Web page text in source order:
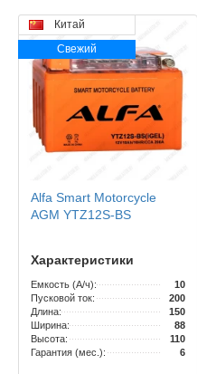
Китай
Свежий
Alfa Smart Motorcycle
AGM YTZ12S-BS
Характеристики
Емкость (А/ч):
10
Пусковой ток:
200
Длина:
150
Ширина:
88
Высота:
110
Гарантия (мес.):
6